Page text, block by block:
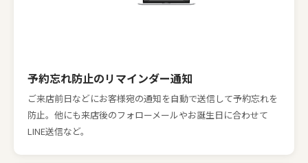
予約忘れ防止のリマインダー通知
ご来店前日などにお客様宛の通知を自動で送信して予約忘れを
防止。 他にも来店後のフォローメールやお誕生日に合わせて
LINE送信など。